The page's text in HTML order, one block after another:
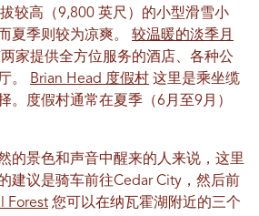
较高（9,800 英尺）的小型滑雪小
夏季则较为凉爽。 较温暖的淡季月
家提供全方位服务的酒店、各种公
。
Brian Head 度假村 这里是乘坐缆
。度假村通常在夏季（6月至9月）
的景色和声音中醒来的人来说，这里
建议是骑车前往Cedar City，然后前
Forest 您可以在纳瓦霍湖附近的三个